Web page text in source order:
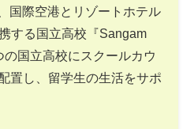
国際空港とリゾートホテル
する国立高校『Sangam
国立高校にスクールカウ
置し、留学生の生活をサポ